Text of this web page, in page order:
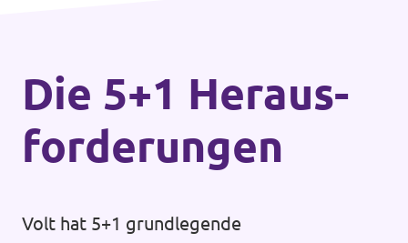
Die 5+1 Heraus­
forderungen
Volt hat 5+1 grundlegende